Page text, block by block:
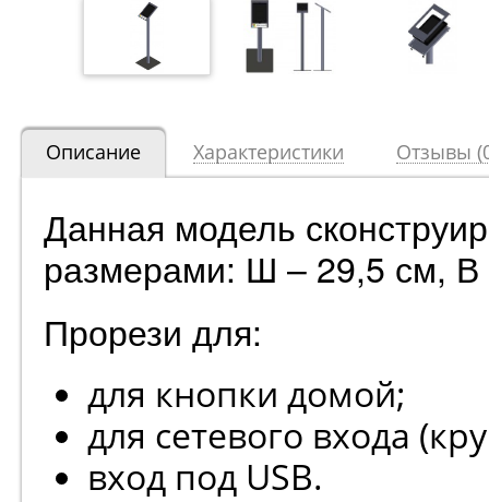
Описание Характеристики Отзывы
Данная модель
размерами: Ш – 29,5 см, В
Прорези для:
для кнопки домой;
для сетевого входа
вход под USB.